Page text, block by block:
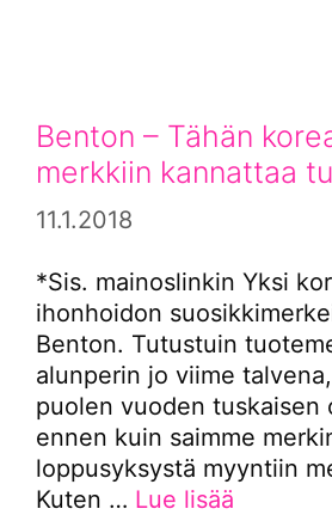
Benton – Tähän
merkkiin kannattaa
11.1.2018
*Sis. mainoslinkin Yksi
ihonhoidon
Benton. Tutustuin
alunperin jo viime
puolen vuoden tuskaisen
ennen kuin saimme
loppusyksystä myyntiin
Kuten … Lue lisää